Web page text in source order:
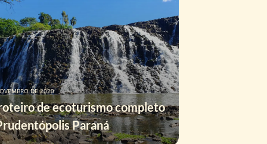
de ecoturismo completo
Paraná
DE 2020